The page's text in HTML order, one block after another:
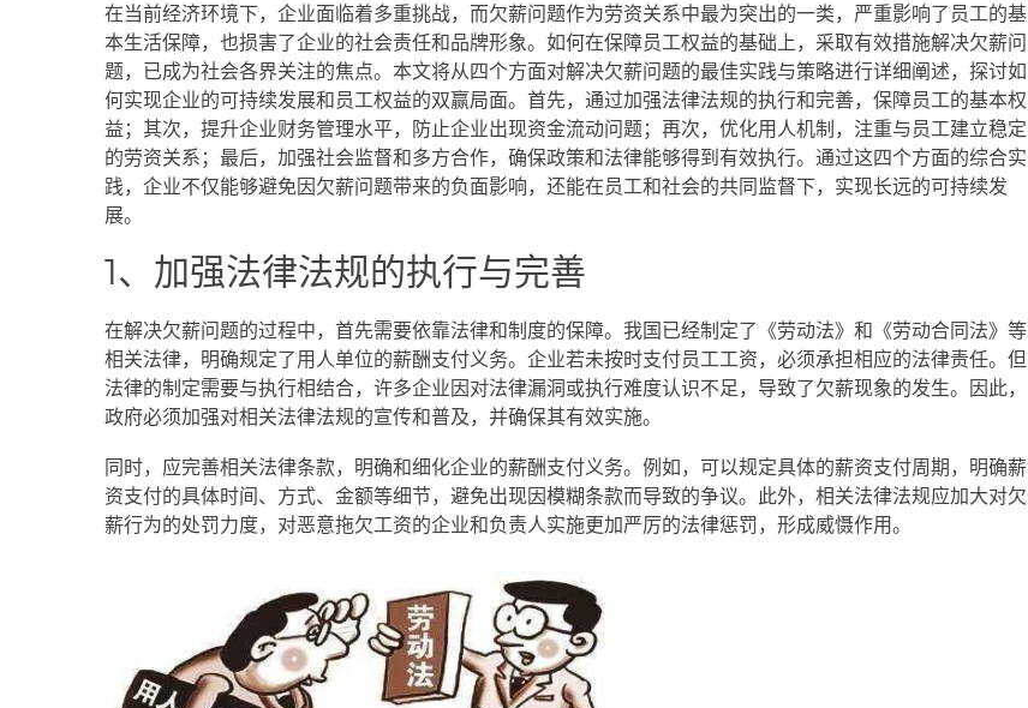
在当前经济环境下，企业面临着多重挑战，而欠薪问题作为劳资关系中最为突出的一类，严重影响了员工的基
本生活保障，也损害了企业的社会责任和品牌形象。如何在保障员工权益的基础上，采取有效措施解决欠薪问
题，已成为社会各界关注的焦点。本文将从四个方面对解决欠薪问题的最佳实践与策略进行详细阐述，探讨如
何实现企业的可持续发展和员工权益的双赢局面。首先，通过加强法律法规的执行和完善，保障员工的基本权
益；其次，提升企业财务管理水平，防止企业出现资金流动问题；再次，优化用人机制，注重与员工建立稳定
的劳资关系；最后，加强社会监督和多方合作，确保政策和法律能够得到有效执行。通过这四个方面的综合实
践，企业不仅能够避免因欠薪问题带来的负面影响，还能在员工和社会的共同监督下，实现长远的可持续发
展。
1、加强法律法规的执行与完善
在解决欠薪问题的过程中，首先需要依靠法律和制度的保障。我国已经制定了《劳动法》和《劳动合同法》等
相关法律，明确规定了用人单位的薪酬支付义务。企业若未按时支付员工工资，必须承担相应的法律责任。但
法律的制定需要与执行相结合，许多企业因对法律漏洞或执行难度认识不足，导致了欠薪现象的发生。因此，
政府必须加强对相关法律法规的宣传和普及，并确保其有效实施。
同时，应完善相关法律条款，明确和细化企业的薪酬支付义务。例如，可以规定具体的薪资支付周期，明确薪
资支付的具体时间、方式、金额等细节，避免出现因模糊条款而导致的争议。此外，相关法律法规应加大对欠
薪行为的处罚力度，对恶意拖欠工资的企业和负责人实施更加严厉的法律惩罚，形成威慑作用。